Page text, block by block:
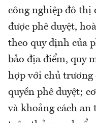
công nghiệp đô thị
được phê duyệt,
theo quy định của
bảo địa điểm, quy
hợp với chủ trương
quyền phê duyệt;
và khoảng cách